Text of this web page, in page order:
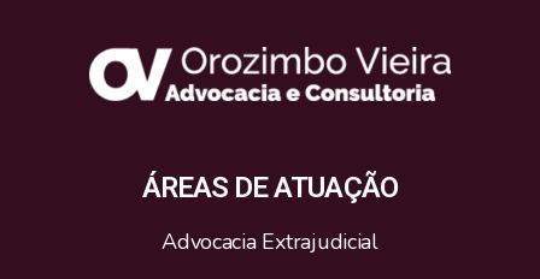
ÁREAS DE ATUAÇÃO
Advocacia Extrajudicial